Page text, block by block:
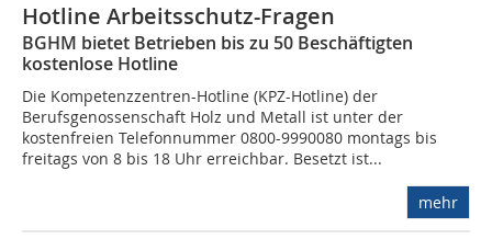
Hotline Arbeitsschutz-Fragen
BGHM bietet Betrieben bis zu 50 Beschäftigten
kostenlose Hotline
Die Kompetenzzentren-Hotline (KPZ-Hotline) der
Berufsgenossenschaft Holz und Metall ist unter der
kostenfreien Telefonnummer 0800-9990080 montags bis
freitags von 8 bis 18 Uhr erreichbar. Besetzt ist...
mehr